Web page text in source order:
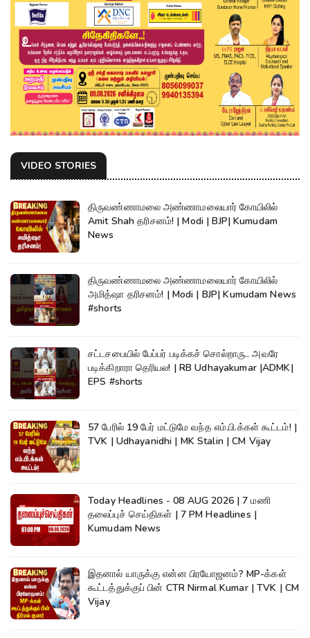
VIDEO STORIES
திருவண்ணாமலை அண்ணாமலையார் கோயிலில்
Amit Shah தரிசனம்! | Modi | BJP| Kumudam
News
திருவண்ணாமலை அண்ணாமலையார் கோயிலில்
அமித்ஷா தரிசனம்! | Modi | BJP| Kumudam News
#shorts
சட்டசபையில் பேப்பர் படிக்கச் சொல்றாரு.. அவரே
படிக்கிறாரா தெரியல! | RB Udhayakumar |ADMK|
EPS #shorts
57 பேரில் 19 பேர் மட்டுமே வந்த எம்.பி.க்கள் கூட்டம்! |
TVK | Udhayanidhi | MK Stalin | CM Vijay
Today Headlines - 08 AUG 2026 | 7 மணி
தலைப்புச் செய்திகள் | 7 PM Headlines |
Kumudam News
இதனால் யாருக்கு என்ன பிரயோஜனம்? MP-க்கள்
கூட்டத்துக்குப் பின் CTR Nirmal Kumar | TVK | CM
Vijay